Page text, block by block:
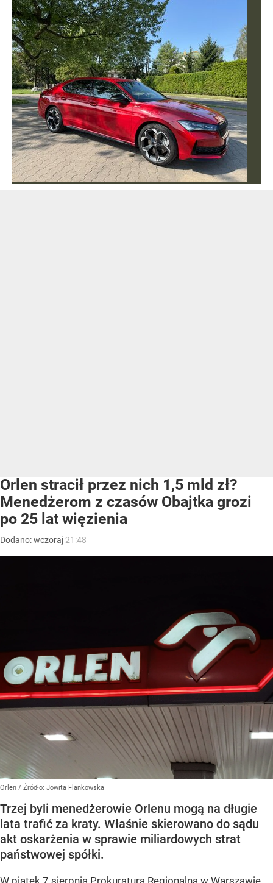
Orlen stracił przez nich 1,5 mld zł?
Menedżerom z czasów Obajtka grozi
po 25 lat więzienia
Dodano:wczoraj 21:48
Orlen / Źródło: Jowita Flankowska
Trzej byli menedżerowie Orlenu mogą na długie
lata trafić za kraty. Właśnie skierowano do sądu
akt oskarżenia w sprawie miliardowych strat
państwowej spółki.